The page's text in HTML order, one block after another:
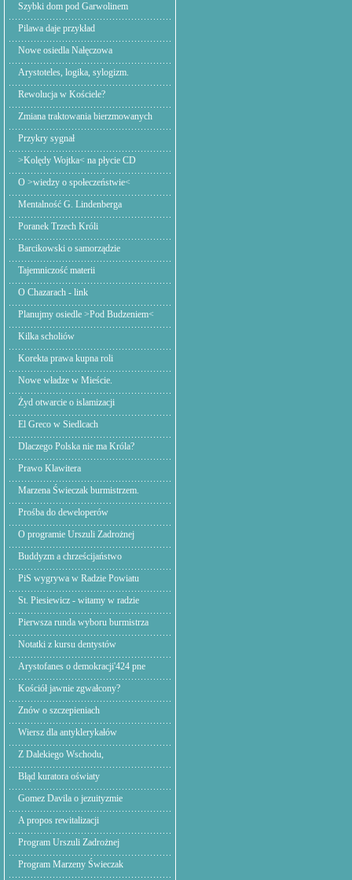
Szybki dom pod Garwolinem
Pilawa daje przykład
Nowe osiedla Nałęczowa
Arystoteles, logika, sylogizm.
Rewolucja w Kościele?
Zmiana traktowania bierzmowanych
Przykry sygnał
>Kolędy Wojtka< na płycie CD
O >wiedzy o społeczeństwie<
Mentalność G. Lindenberga
Poranek Trzech Króli
Barcikowski o samorządzie
Tajemniczość materii
O Chazarach - link
Planujmy osiedle >Pod Budzeniem<
Kilka scholiów
Korekta prawa kupna roli
Nowe władze w Mieście.
Żyd otwarcie o islamizacji
El Greco w Siedlcach
Dlaczego Polska nie ma Króla?
Prawo Klawitera
Marzena Świeczak burmistrzem.
Prośba do deweloperów
O programie Urszuli Zadrożnej
Buddyzm a chrześcijaństwo
PiS wygrywa w Radzie Powiatu
St. Piesiewicz - witamy w radzie
Pierwsza runda wyboru burmistrza
Notatki z kursu dentystów
Arystofanes o demokracji'424 pne
Kościół jawnie zgwałcony?
Znów o szczepieniach
Wiersz dla antyklerykałów
Z Dalekiego Wschodu,
Błąd kuratora oświaty
Gomez Davila o jezuityzmie
A propos rewitalizacji
Program Urszuli Zadrożnej
Program Marzeny Świeczak